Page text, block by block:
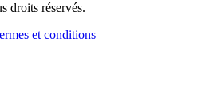
droits réservés.
et conditions